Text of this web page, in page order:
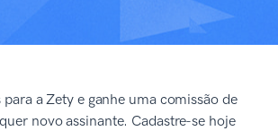
a Zety e ganhe uma comissão de
novo assinante. Cadastre-se hoje